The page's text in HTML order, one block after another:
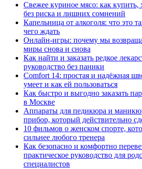
Свежее куриное мясо: как купить,
без риска и лишних сомнений
Капельница от алкоголя: что это
чего ждать
Онлайн-игры: почему мы
миры снова и снова
Как найти и заказать редкое
руководство без паники
Comfort 14: простая и надёжная
умеет и как ей пользоваться
Как быстро и выгодно заказать
в Москве
Аппараты для педикюра и
прибор, который действительно
10 фильмов о женском спорте,
сильнее любого тренера
Как безопасно и комфортно
практическое руководство для
специалистов